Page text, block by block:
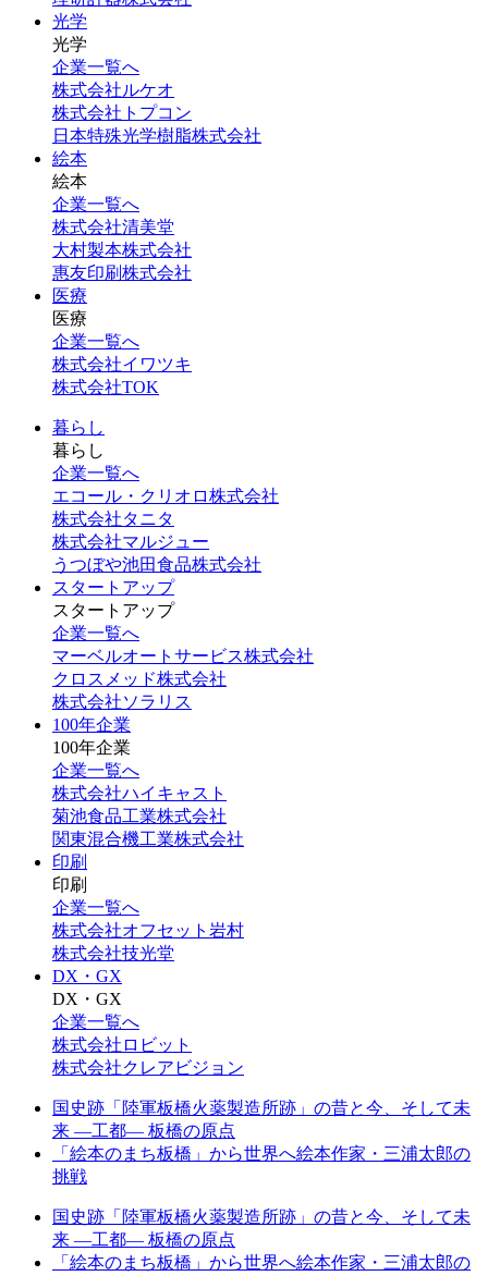
光学
光学
企業一覧へ
株式会社ルケオ
株式会社トプコン
日本特殊光学樹脂株式会社
絵本
絵本
企業一覧へ
株式会社清美堂
大村製本株式会社
惠友印刷株式会社
医療
医療
企業一覧へ
株式会社イワツキ
株式会社TOK
暮らし
暮らし
企業一覧へ
エコール・クリオロ株式会社
株式会社タニタ
株式会社マルジュー
うつぼや池田食品株式会社
スタートアップ
スタートアップ
企業一覧へ
マーベルオートサービス株式会社
クロスメッド株式会社
株式会社ソラリス
100年企業
100年企業
企業一覧へ
株式会社ハイキャスト
菊池食品工業株式会社
関東混合機工業株式会社
印刷
印刷
企業一覧へ
株式会社オフセット岩村
株式会社技光堂
DX・GX
DX・GX
企業一覧へ
株式会社ロビット
株式会社クレアビジョン
国史跡「陸軍板橋火薬製造所跡」の昔と今、そして未
来 —工都— 板橋の原点
「絵本のまち板橋」から世界へ絵本作家・三浦太郎の
挑戦
国史跡「陸軍板橋火薬製造所跡」の昔と今、そして未
来 —工都— 板橋の原点
「絵本のまち板橋」から世界へ絵本作家・三浦太郎の